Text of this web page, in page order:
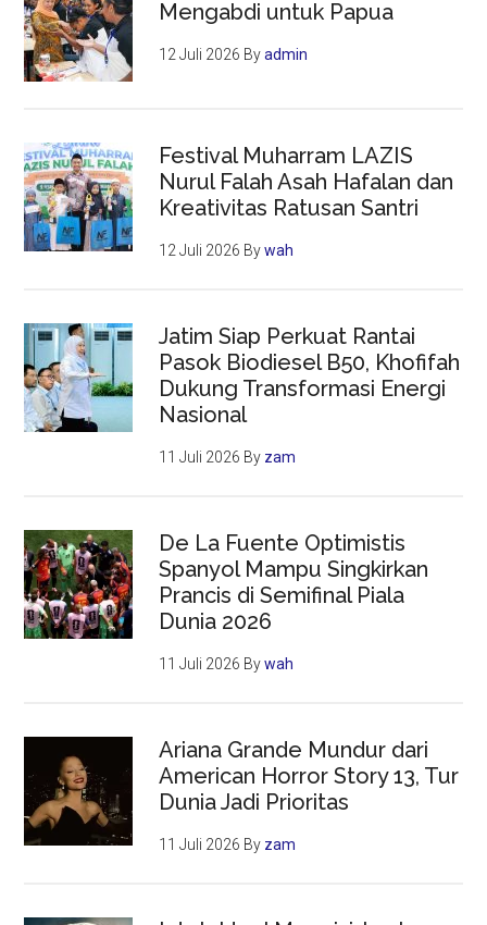
Mengabdi untuk Papua
12 Juli 2026 Byadmin
Festival Muharram LAZIS
Nurul Falah Asah Hafalan dan
Kreativitas Ratusan Santri
12 Juli 2026 Bywah
Jatim Siap Perkuat Rantai
Pasok Biodiesel B50, Khofifah
Dukung Transformasi Energi
Nasional
11 Juli 2026 By zam
De La Fuente Optimistis
Spanyol Mampu Singkirkan
Prancis di Semifinal Piala
Dunia 2026
11 Juli 2026 Bywah
Ariana Grande Mundur dari
American Horror Story 13, Tur
Dunia Jadi Prioritas
11 Juli 2026 By zam